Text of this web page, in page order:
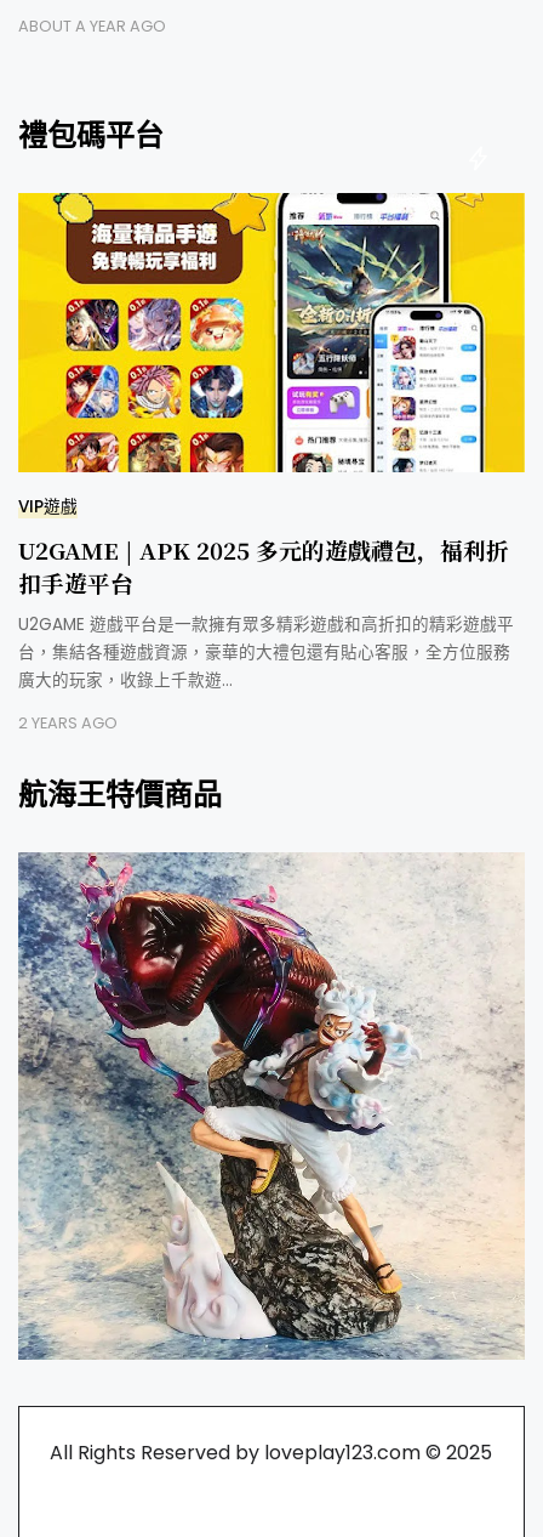
ABOUT A YEAR AGO
禮包碼平台
VIP遊戲
U2GAME | APK 2025 多元的遊戲禮包，福利折
扣手遊平台
U2GAME 遊戲平台是一款擁有眾多精彩遊戲和高折扣的精彩遊戲平
台，集結各種遊戲資源，豪華的大禮包還有貼心客服，全方位服務
廣大的玩家，收錄上千款遊…
2 YEARS AGO
航海王特價商品
All Rights Reserved by loveplay123.com © 2025